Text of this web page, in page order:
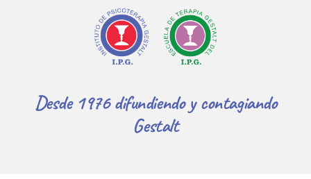
Desde 1976 difundiendo y contagiando
Gestalt